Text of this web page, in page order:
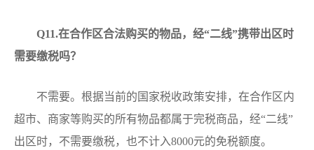
Q11.在合作区合法购买的物品，经“二线”携带出区时
需要缴税吗？
不需要。根据当前的国家税收政策安排，在合作区内
超市、商家等购买的所有物品都属于完税商品，经“二线”
出区时，不需要缴税，也不计入8000元的免税额度。